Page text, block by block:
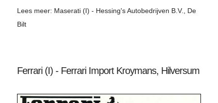
Lees meer: Maserati (I) - Hessing's Autobedrijven B.V., De
Bilt
Ferrari (I) - Ferrari Import Kroymans, Hilversum